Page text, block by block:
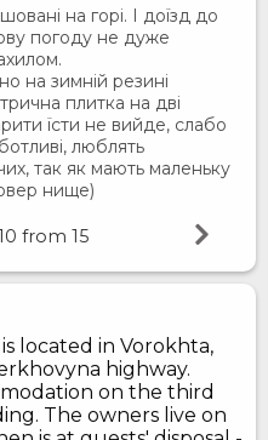
на горі. І доїзд до
погоду не дуже
на зимній резині
плитка на дві
їсти не вийде, слабо
люблять
так як мають маленьку
нище)
from 15
located in Vorokhta,
highway.
on the third
The owners live on